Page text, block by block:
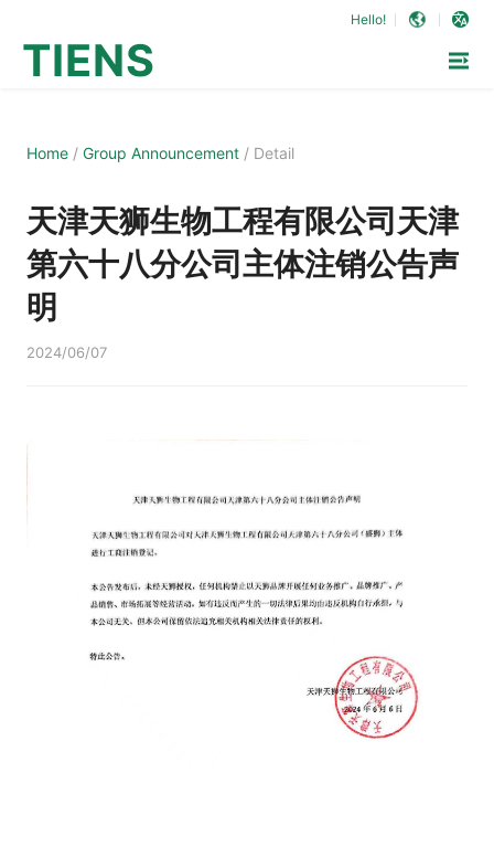
Hello!
TIENS
Home / Group Announcement / Detail
天津天狮生物工程有限公司天津
第六十八分公司主体注销公告声
明
2024/06/07